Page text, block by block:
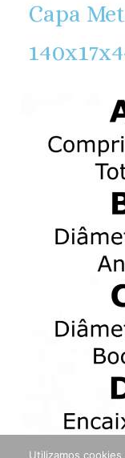
Capa
Utilizamos